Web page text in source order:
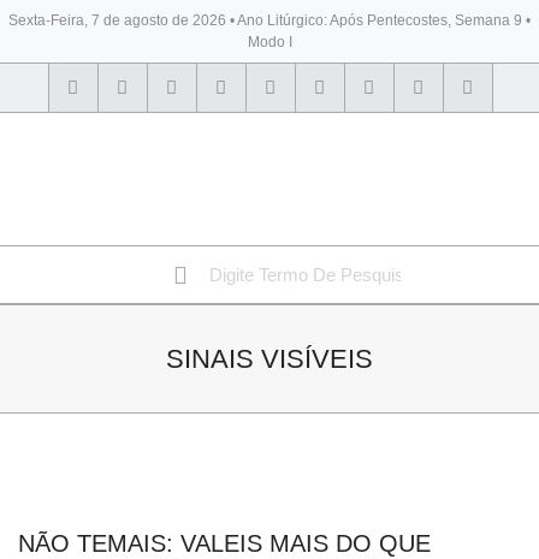
Sexta-Feira, 7 de agosto de 2026 • Ano Litúrgico: Após Pentecostes, Semana 9 •
Modo I
BYBLOS
SINAIS VISÍVEIS
NÃO TEMAIS: VALEIS MAIS DO QUE